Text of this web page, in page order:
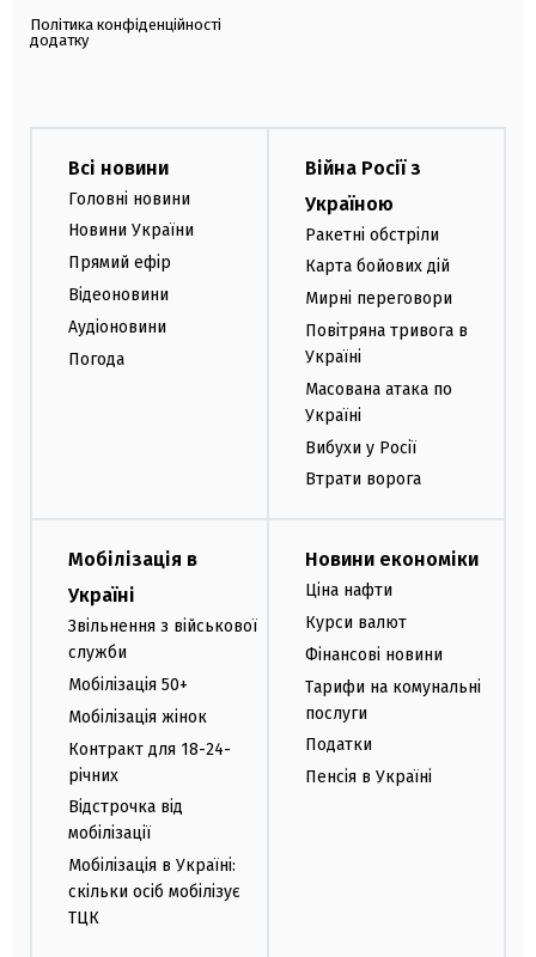
Політика конфіденційності
додатку
Всі новини
Головні новини
Новини України
Прямий ефір
Відеоновини
Аудіоновини
Погода
Війна Росії з
Україною
Ракетні обстріли
Карта бойових дій
Мирні переговори
Повітряна тривога в
Україні
Масована атака по
Україні
Вибухи у Росії
Втрати ворога
Мобілізація в
Україні
Звільнення з військової
служби
Мобілізація 50+
Мобілізація жінок
Контракт для 18-24-
річних
Відстрочка від
мобілізації
Мобілізація в Україні:
скільки осіб мобілізує
ТЦК
Новини економіки
Ціна нафти
Курси валют
Фінансові новини
Тарифи на комунальні
послуги
Податки
Пенсія в Україні